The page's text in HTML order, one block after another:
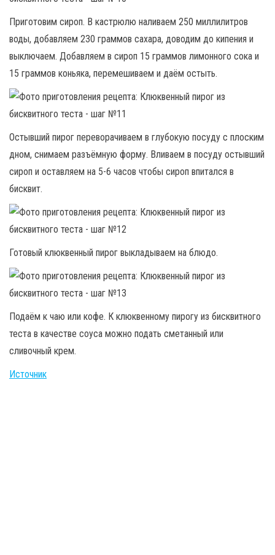
Приготовим сироп. В кастрюлю наливаем 250 миллилитров
воды, добавляем 230 граммов сахара, доводим до кипения и
выключаем. Добавляем в сироп 15 граммов лимонного сока и
15 граммов коньяка, перемешиваем и даём остыть.
Остывший пирог переворачиваем в глубокую посуду с плоским
дном, снимаем разъёмную форму. Вливаем в посуду остывший
сироп и оставляем на 5-6 часов чтобы сироп впитался в
бисквит.
Готовый клюквенный пирог выкладываем на блюдо.
Подаём к чаю или кофе. К клюквенному пирогу из бисквитного
теста в качестве соуса можно подать сметанный или
сливочный крем.
Источник